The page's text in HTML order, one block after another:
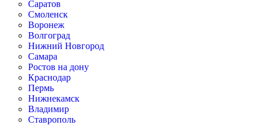
Саратов
Смоленск
Воронеж
Волгоград
Нижний Новгород
Самара
Ростов на дону
Краснодар
Пермь
Нижнекамск
Владимир
Ставрополь